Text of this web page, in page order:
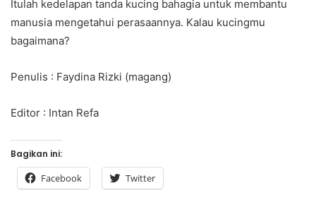
Itulah kedelapan tanda kucing bahagia untuk membantu
manusia mengetahui perasaannya. Kalau kucingmu
bagaimana?
Penulis : Faydina Rizki (magang)
Editor : Intan Refa
Bagikan ini:
Facebook Twitter